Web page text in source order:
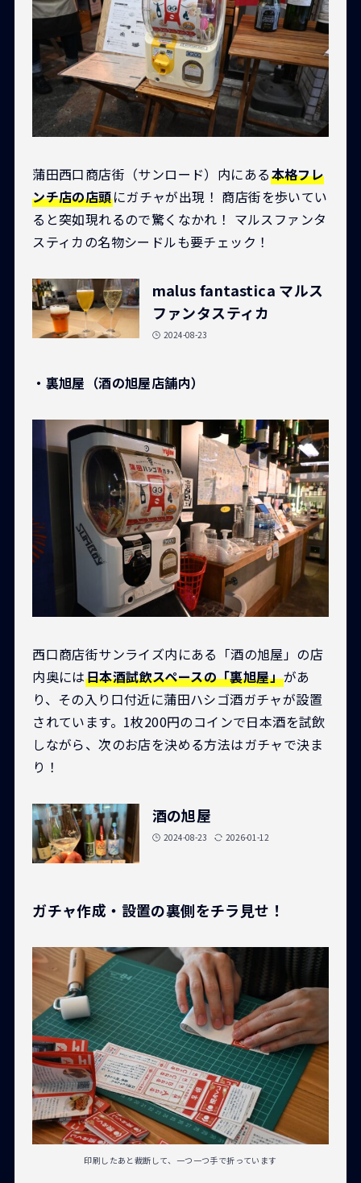
蒲田西口商店街（サンロード）内にある本格フレ
ンチ店の店頭にガチャが出現！ 商店街を歩いてい
ると突如現れるので驚くなかれ！ マルスファンタ
スティカの名物シードルも要チェック！
malus fantastica マルス
ファンタスティカ
2024-08-23
・裏旭屋（酒の旭屋店舗内）
西口商店街サンライズ内にある「酒の旭屋」の店
内奥には日本酒試飲スペースの「裏旭屋」があ
り、その入り口付近に蒲田ハシゴ酒ガチャが設置
されています。1枚200円のコインで日本酒を試飲
しながら、次のお店を決める方法はガチャで決ま
り！
酒の旭屋
2024-08-23 2026-01-12
ガチャ作成・設置の裏側をチラ見せ！
印刷したあと裁断して、一つ一つ手で折っています